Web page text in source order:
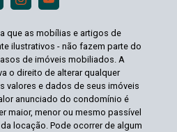
que as mobílias e artigos de
ilustrativos - não fazem parte do
de imóveis mobiliados. A
o direito de alterar qualquer
valores e dados de seus imóveis
anunciado do condomínio é
maior, menor ou mesmo passível
locação. Pode ocorrer de algum